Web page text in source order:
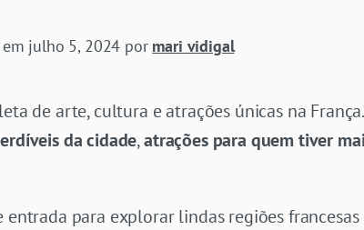
julho 5, 2024 por mari vidigal
de arte, cultura e atrações únicas na
da cidade,atrações para quem tiver
para explorar lindas regiões francesas